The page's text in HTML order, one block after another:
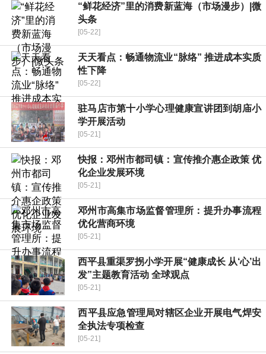
“鲜花经济”里的消费新蓝海（市场漫步）|微
头条
[05-22]
天天看点：畅通物流业“脉络” 推进成本实质
性下降
[05-22]
驻马店市第十小学心理健康宣讲团到胡庙小
学开展活动
[05-21]
快报：邓州市都司镇：宣传推介惠企政策 优
化企业发展环境
[05-21]
邓州市高集市场监督管理所：提升办事流程
优化营商环境
[05-21]
​西平县重渠罗拐小学开展“健康成长 从‘心’出
发”主题教育活动 全球观点
[05-21]
​西平县应急管理局对辖区企业开展电气焊安
全执法专项检查
[05-21]